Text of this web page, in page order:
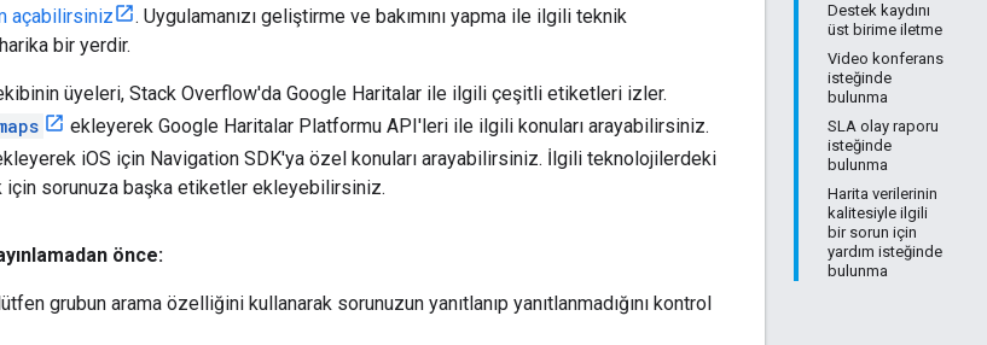
Destek kaydını
üst birime iletme
Video konferans
isteğinde
bulunma
SLA olay raporu
isteğinde
bulunma
Harita verilerinin
kalitesiyle ilgili
bir sorun için
yardım isteğinde
bulunma
açabilirsiniz
. Uygulamanızı geliştirme ve bakımını yapma ile ilgili teknik
bir yerdir.
üyeleri, Stack Overflow'da Google Haritalar ile ilgili çeşitli etiketleri izler.
ekleyerek Google Haritalar Platformu API'leri ile ilgili konuları arayabilirsiniz.
iOS için Navigation SDK'ya özel konuları arayabilirsiniz. İlgili teknolojilerdeki
için sorunuza başka etiketler ekleyebilirsiniz.
önce:
grubun arama özelliğini kullanarak sorunuzun yanıtlanıp yanıtlanmadığını kontrol